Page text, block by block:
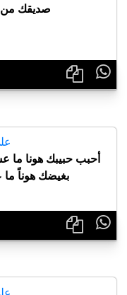
صديقك من

أحبب حبيبك هونا ما
بغيضك هوناً
